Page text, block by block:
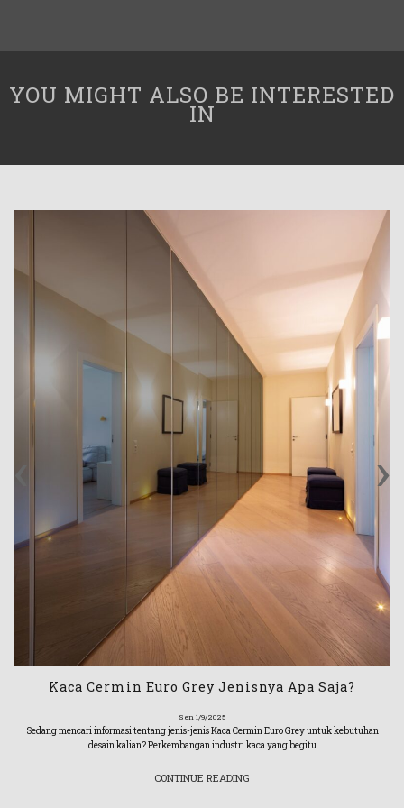
YOU MIGHT ALSO BE INTERESTED
IN
Kaca Cermin Euro Grey Jenisnya Apa Saja?
Sen 1/9/2025
Sedang mencari informasi tentang jenis-jenis Kaca Cermin Euro Grey untuk kebutuhan
desain kalian? Perkembangan industri kaca yang begitu
CONTINUE READING
‹ ›